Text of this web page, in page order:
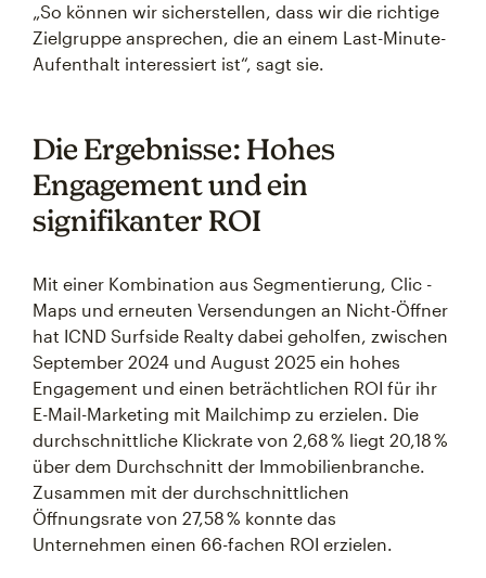
„So können wir sicherstellen, dass wir die richtige
Zielgruppe ansprechen, die an einem Last-Minute-
Aufenthalt interessiert ist“, sagt sie.
Die Ergebnisse: Hohes
Engagement und ein
signifikanter ROI
Mit einer Kombination aus Segmentierung, Clic -
Maps und erneuten Versendungen an Nicht-Öffner
hat ICND Surfside Realty dabei geholfen, zwischen
September 2024 und August 2025 ein hohes
Engagement und einen beträchtlichen ROI für ihr
E-Mail-Marketing mit Mailchimp zu erzielen. Die
durchschnittliche Klickrate von 2,68 % liegt 20,18 %
über dem Durchschnitt der Immobilienbranche.
Zusammen mit der durchschnittlichen
Öffnungsrate von 27,58 % konnte das
Unternehmen einen 66-fachen ROI erzielen.